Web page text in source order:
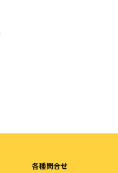
各種問合せ